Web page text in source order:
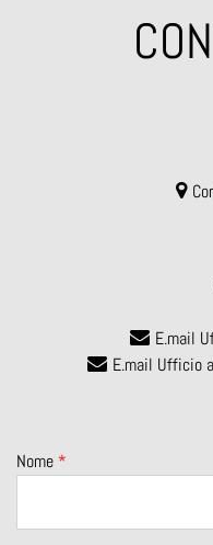
E.mail
E.mail Ufficio
Nome *